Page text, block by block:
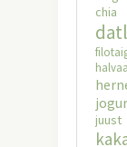
chia
halvaa
juust